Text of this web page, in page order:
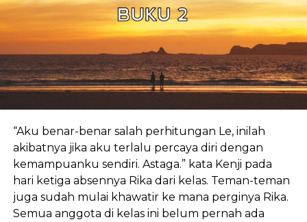
“Aku benar-benar salah perhitungan Le, inilah
akibatnya jika aku terlalu percaya diri dengan
kemampuanku sendiri. Astaga.” kata Kenji pada
hari ketiga absennya Rika dari kelas. Teman-teman
juga sudah mulai khawatir ke mana perginya Rika.
Semua anggota di kelas ini belum pernah ada